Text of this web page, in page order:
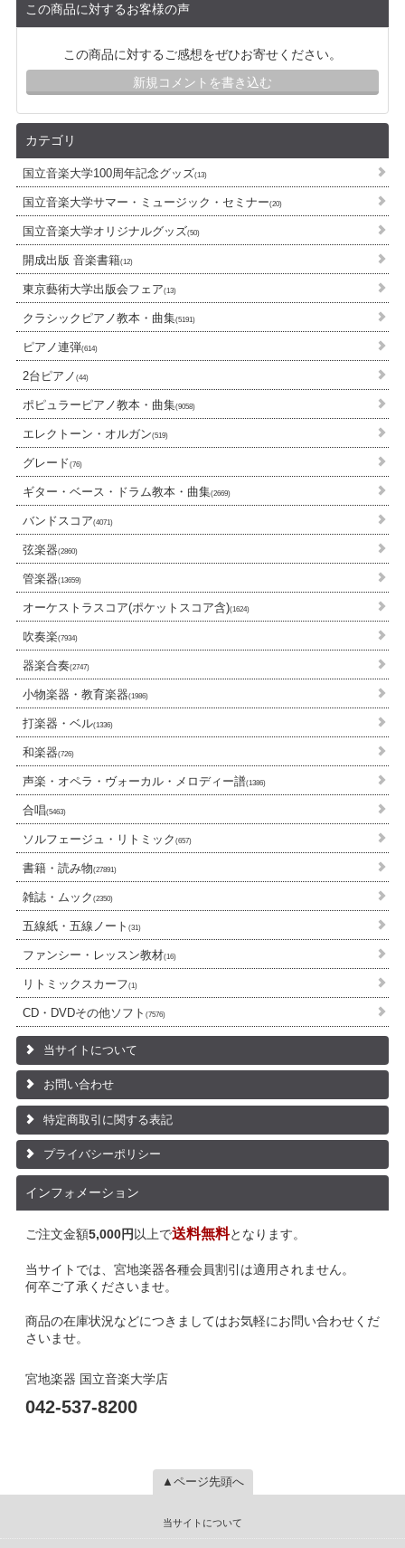
カテゴリ
国立音楽大学100周年記念グッズ(13)
国立音楽大学サマー・ミュージック・セミナー(20)
国立音楽大学オリジナルグッズ(50)
開成出版 音楽書籍(12)
東京藝術大学出版会フェア(13)
クラシックピアノ教本・曲集(5191)
ピアノ連弾(614)
2台ピアノ (44)
ポピュラーピアノ教本・曲集(9058)
エレクトーン・オルガン(519)
グレード(76)
ギター・ベース・ドラム教本・曲集(2669)
バンドスコア(4071)
弦楽器(2860)
管楽器(13659)
オーケストラスコア(ポケットスコア含)(1624)
吹奏楽(7934)
器楽合奏(2747)
小物楽器・教育楽器(1986)
打楽器・ベル(1336)
和楽器(726)
声楽・オペラ・ヴォーカル・メロディー譜(1386)
合唱(5463)
ソルフェージュ・リトミック (657)
書籍・読み物(27891)
雑誌・ムック (2350)
五線紙・五線ノート (31)
ファンシー・レッスン教材(16)
リトミックスカーフ(1)
CD・DVDその他ソフト (7576)
当サイトについて
お問い合わせ
特定商取引に関する表記
プライバシーポリシー
インフォメーション
ご注文金額5,000円 以上で送料無料となります。
当サイトでは、宮地楽器各種会員割引は適用されません。
何卒ご了承くださいませ。
商品の在庫状況などにつきましてはお気軽にお問い合わせくだ
さいませ。
宮地楽器 国立音楽大学店
042-537-8200
この商品に対するお客様の声
この商品に対するご感想をぜひお寄せください。
新規コメントを書き込む
▲ページ先頭へ
当サイトについて